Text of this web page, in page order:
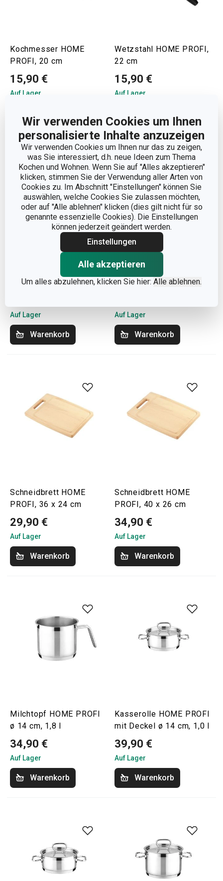
Wir verwenden Cookies um Ihnen
personalisierte Inhalte anzuzeigen
Wir verwenden Cookies um Ihnen nur das zu zeigen,
was Sie interessiert, d.h. neue Ideen zum Thema
Kochen und Wohnen. Wenn Sie auf "Alles akzeptieren"
klicken, stimmen Sie der Verwendung aller Arten von
Cookies zu. Im Abschnitt "Einstellungen" können Sie
auswählen, welche Cookies Sie zulassen möchten,
oder auf "Alle ablehnen" klicken (dies gilt nicht für so
genannte essenzielle Cookies). Die Einstellungen
können jederzeit geändert werden.
Einstellungen
Alle akzeptieren
Um alles abzulehnen, klicken Sie hier: Alle ablehnen.
Kochmesser HOME
PROFI, 20 cm
15,90 €
Auf Lager
Wetzstahl HOME PROFI,
22 cm
15,90 €
Auf Lager
Hackmesser HOME
PROFI, 16 cm
Auf Lager
Warenkorb
Schneidbrett HOME
PROFI, 30 x 20 cm
Auf Lager
Warenkorb
Schneidbrett HOME
PROFI, 36 x 24 cm
29,90 €
Auf Lager
Warenkorb
Schneidbrett HOME
PROFI, 40 x 26 cm
34,90 €
Auf Lager
Warenkorb
Milchtopf HOME PROFI
ø 14 cm, 1,8 l
34,90 €
Auf Lager
Warenkorb
Kasserolle HOME PROFI
mit Deckel ø 14 cm, 1,0 l
39,90 €
Auf Lager
Warenkorb